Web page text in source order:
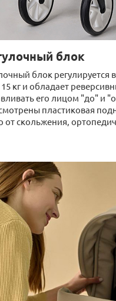
блок
блок регулируется
15 кг и обладает
его лицом "до" и
пластиковая
от скольжения,